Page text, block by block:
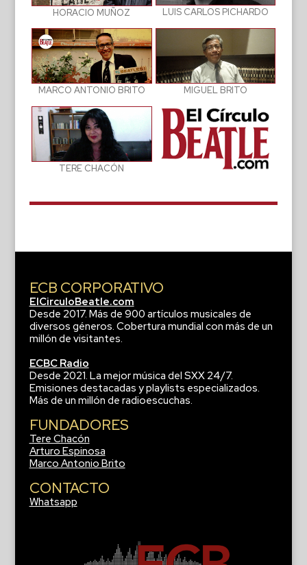
HORACIO MUÑOZ LUIS CARLOS PICHARDO
MARCO ANTONIO BRITO MIGUEL BRITO
TERE CHACÓN
ECB CORPORATIVO
ElCirculoBeatle.com
Desde 2017. Más de 900 artículos musicales de
diversos géneros. Cobertura mundial con más de un
millón de visitantes.
ECBC Radio
Desde 2021. La mejor música del SXX 24/7.
Emisiones destacadas y playlists especializados.
Más de un millón de radioescuchas.
FUNDADORES
Tere Chacón
Arturo Espinosa
Marco Antonio Brito
CONTACTO
Whatsapp